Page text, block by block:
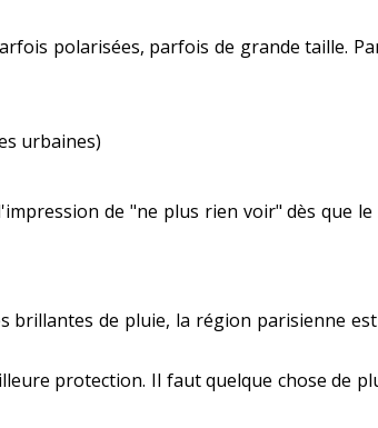
polarisées, parfois de grande taille.
urbaines)
de "ne plus rien voir" dès que le
brillantes de pluie, la région parisienne
protection. Il faut quelque chose de